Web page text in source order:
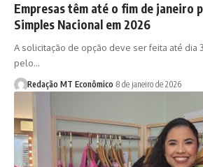
Empresas têm até o fim de janeiro
Simples Nacional em 2026
A solicitação de opção deve ser feita até dia
pelo…
Redação MT Econômico 8 de janeiro de 2026